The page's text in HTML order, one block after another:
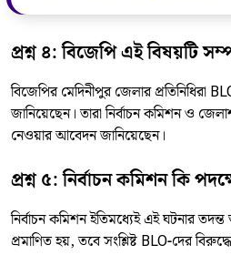
প্রশ্ন ৪: বিজেপি এই বিষয়টি
বিজেপির মেদিনীপুর জেলার প্রতিনিধিরা
জানিয়েছেন। তারা নির্বাচন কমিশন ও
নেওয়ার আবেদন জানিয়েছেন।
প্রশ্ন ৫: নির্বাচন কমিশন কি
নির্বাচন কমিশন ইতিমধ্যেই এই ঘটনার
প্রমাণিত হয়, তবে সংশ্লিষ্ট BLO-দের